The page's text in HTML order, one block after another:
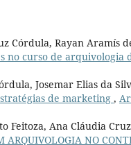
Córdula, Rayan Aramís
no curso de arquivologia
Josemar Elias da
de marketing ,
Feitoza, Ana Cláudia
ARQUIVOLOGIA NO